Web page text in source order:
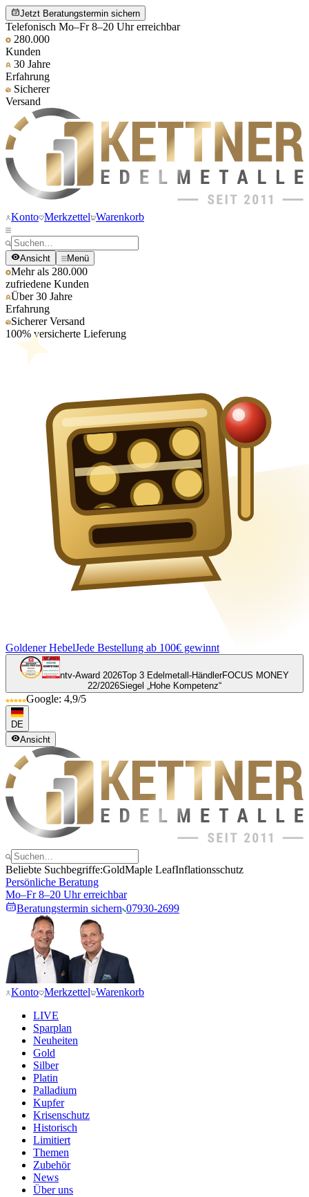
Jetzt Beratungstermin sichern
Telefonisch Mo–Fr 8–20 Uhr erreichbar
280.000
Kunden
30 Jahre
Erfahrung
Sicherer
Versand
Konto Merkzettel Warenkorb
Ansicht Menü
Mehr als 280.000
zufriedene Kunden
Über 30 Jahre
Erfahrung
Sicherer Versand
100% versicherte Lieferung
Goldener HebelJede Bestellung ab 100€ gewinnt
ntv-Award 2026Top 3 Edelmetall-HändlerFOCUS MONEY
22/2026Siegel „Hohe Kompetenz“
Google: 4,9/5
DE
Ansicht
Beliebte Suchbegriffe:GoldMaple LeafInflationsschutz
Persönliche Beratung
Mo–Fr 8–20 Uhr erreichbar
Beratungstermin sichern 07930-2699
Konto Merkzettel Warenkorb
LIVE
Sparplan
Neuheiten
Gold
Silber
Platin
Palladium
Kupfer
Krisenschutz
Historisch
Limitiert
Themen
Zubehör
News
Über uns